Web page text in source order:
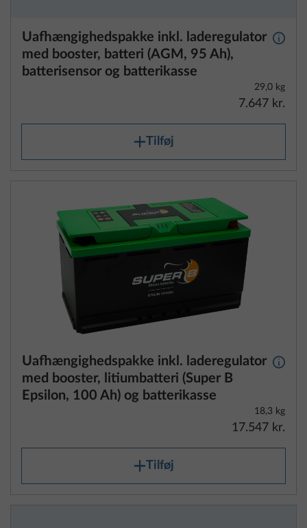
Uafhængighedspakke inkl. laderegulator
med booster, batteri (AGM, 95 Ah),
batterisensor og batterikasse
29,0 kg
7.647 kr.
Tilføj
Uafhængighedspakke inkl. laderegulator
med booster, litiumbatteri (Super B
Epsilon, 100 Ah) og batterikasse
18,3 kg
17.547 kr.
Tilføj